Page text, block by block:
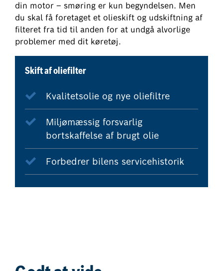
din motor – smøring er kun begyndelsen. Men
du skal få foretaget et olieskift og udskiftning af
filteret fra tid til anden for at undgå alvorlige
problemer med dit køretøj.
Skift af oliefilter
Kvalitetsolie og nye oliefiltre
Miljømæssig forsvarlig
bortskaffelse af brugt olie
Forbedrer bilens servicehistorik